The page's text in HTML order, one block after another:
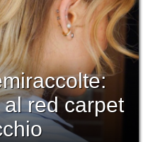
red carpet